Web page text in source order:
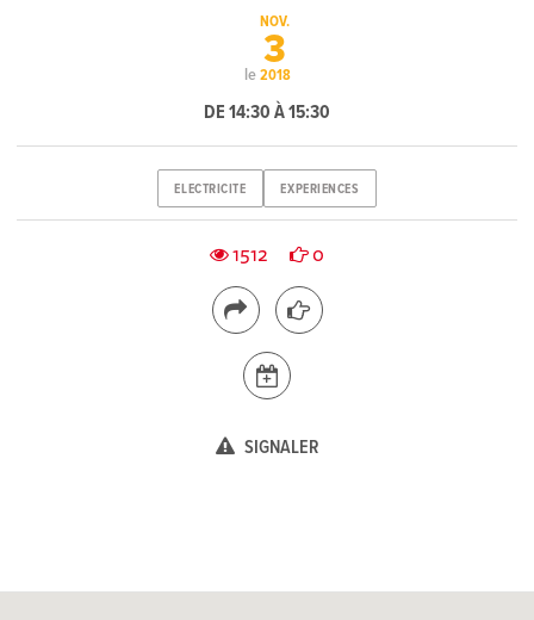
le
NOV.
3
2018
DE 14:30 À 15:30
ELECTRICITE EXPERIENCES
1512 0
SIGNALER